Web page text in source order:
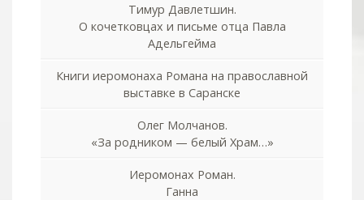
Тимур Давлетшин.
О кочетковцах и письме отца Павла
Адельгейма
Книги иеромонаха Романа на православной
выставке в Саранске
Олег Молчанов.
«За родником — белый Храм…»
Иеромонах Роман.
Ганна